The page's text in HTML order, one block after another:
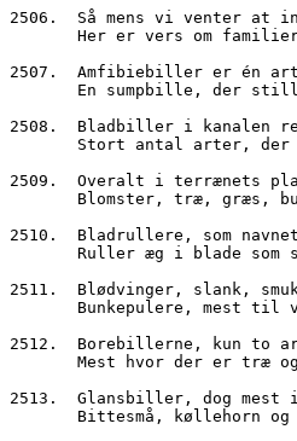
2506.  Så mens vi venter at
Her er vers om
2507.  Amfibiebiller er én
En sumpbille, der
2508.  Bladbiller i kanalen
Stort antal arter,
2509.  Overalt i terrænets
Blomster, træ, græs,
2510.  Bladrullere, som
Ruller æg i blade
2511.  Blødvinger, slank,
Bunkepulere, mest
2512.  Borebillerne, kun to
Mest hvor der er
2513.  Glansbiller, dog mest
Bittesmå, køllehorn